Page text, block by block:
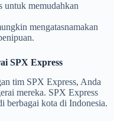
untuk memudahkan
mengatasnamakan
SPX Express
tim SPX Express, Anda
mereka. SPX Express
berbagai kota di Indonesia.